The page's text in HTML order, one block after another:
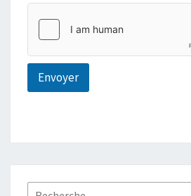
Envoyer
Rechercher :